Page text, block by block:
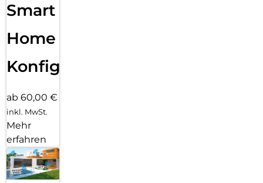
Smart
Home
Konfiguration
ab 60,00 €
inkl. MwSt.
Mehr
erfahren